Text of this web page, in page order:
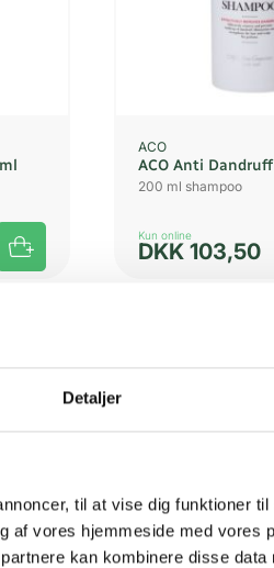
Detaljer
til at vise dig funktioner
af vores hjemmeside med vores
kan kombinere disse
ACO
ACO Anti
200 ml shampoo
Kun online
DKK 103,50